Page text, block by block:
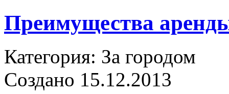
Преимущества
Категория: За городом
Создано 15.12.2013